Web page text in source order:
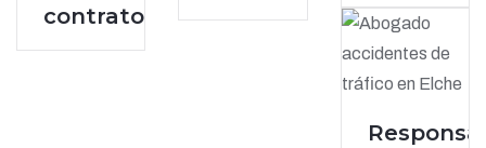
contratos